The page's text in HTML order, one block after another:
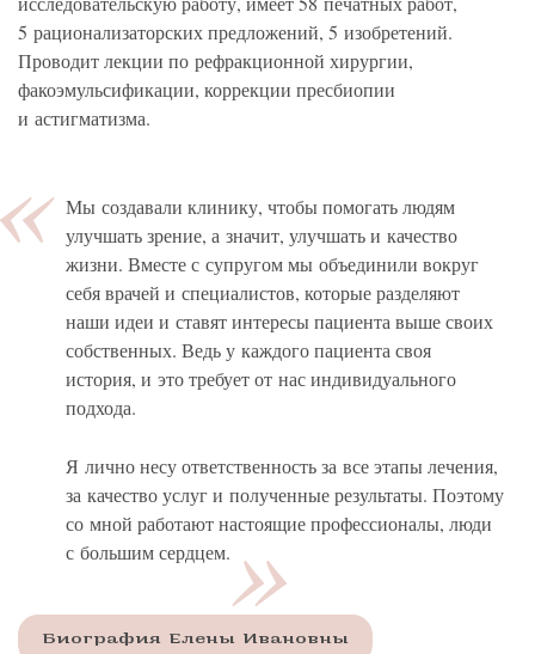
5 рационализаторских предложений, 5 изобретений.
Проводит лекции по рефракционной хирургии,
факоэмульсификации, коррекции пресбиопии
и астигматизма.
Мы создавали клинику, чтобы помогать людям
улучшать зрение, а значит, улучшать и качество
жизни. Вместе с супругом мы объединили вокруг
себя врачей и специалистов, которые разделяют
наши идеи и ставят интересы пациента выше своих
собственных. Ведь у каждого пациента своя
история, и это требует от нас индивидуального
подхода.
Я лично несу ответственность за все этапы лечения,
за качество услуг и полученные результаты. Поэтому
со мной работают настоящие профессионалы, люди
с большим сердцем.
Биография Елены Ивановны